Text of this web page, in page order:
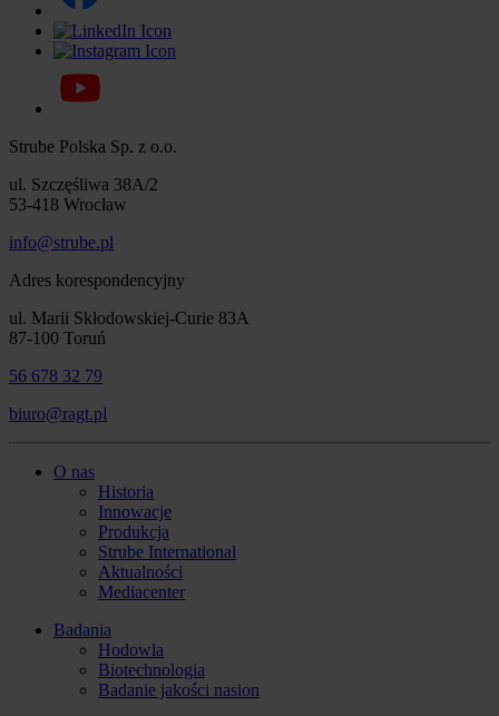
Strube Polska Sp. z o.o.
ul. Szczęśliwa 38A/2
53-418 Wrocław
info@strube.pl
Adres korespondencyjny
ul. Marii Skłodowskiej-Curie 83A
87-100 Toruń
56 678 32 79
biuro@ragt.pl
O nas
Historia
Innowacje
Produkcja
Strube International
Aktualności
Mediacenter
Badania
Hodowla
Biotechnologia
Badanie jakości nasion